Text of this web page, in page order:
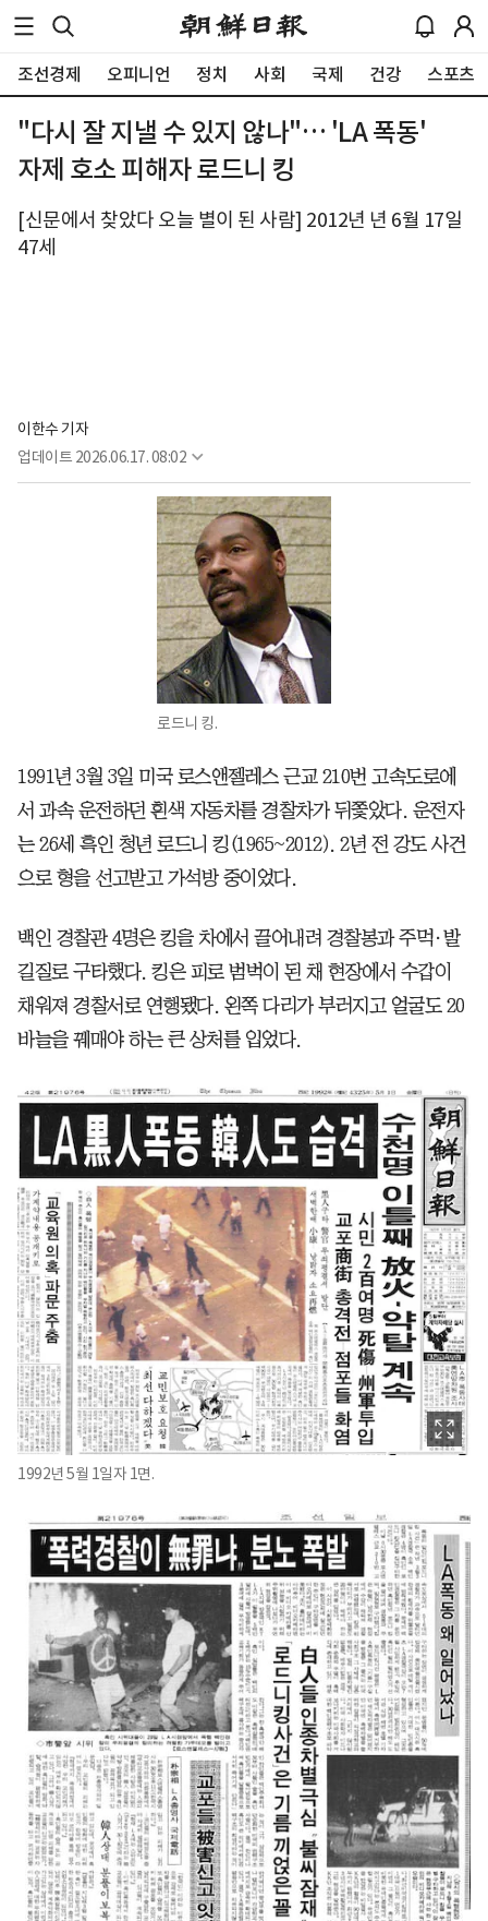
조선경제 오피니언 정치 사회 국제 건강 스포츠
"다시 잘 지낼 수 있지 않나"… 'LA 폭동'
자제 호소 피해자 로드니 킹
[신문에서 찾았다 오늘 별이 된 사람] 2012년 년 6월 17일
47세
이한수 기자
업데이트 2026.06.17. 08:02
로드니 킹.
1991년 3월 3일 미국 로스앤젤레스 근교 210번 고속도로에
서 과속 운전하던 흰색 자동차를 경찰차가 뒤쫓았다. 운전자
는 26세 흑인 청년 로드니 킹(1965~2012). 2년 전 강도 사건
으로 형을 선고받고 가석방 중이었다.
백인 경찰관 4명은 킹을 차에서 끌어내려 경찰봉과 주먹·발
길질로 구타했다. 킹은 피로 범벅이 된 채 현장에서 수갑이
채워져 경찰서로 연행됐다. 왼쪽 다리가 부러지고 얼굴도 20
바늘을 꿰매야 하는 큰 상처를 입었다.
1992년 5월 1일자 1면.